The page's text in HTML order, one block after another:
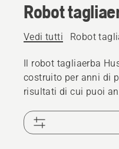
Robot
Vedi tutti Robot
Il robot tagliaerba
costruito per anni di
risultati di cui puoi
tagliaerba e
servizio in caso di